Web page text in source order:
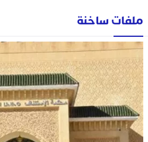
ملفات ساخنة